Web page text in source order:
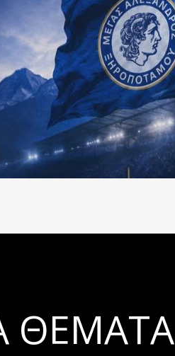
ΘΈΜΑΤΑ